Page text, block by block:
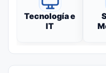
Tecnología e
IT